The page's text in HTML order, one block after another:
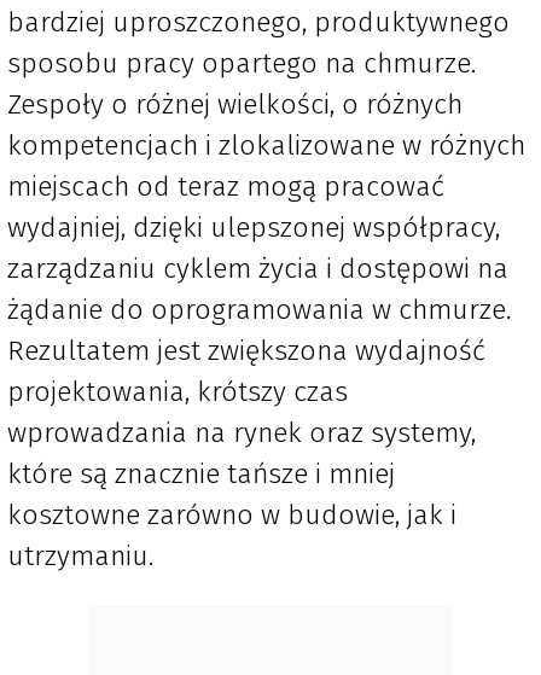
bardziej uproszczonego, produktywnego
sposobu pracy opartego na chmurze.
Zespoły o różnej wielkości, o różnych
kompetencjach i zlokalizowane w różnych
miejscach od teraz mogą pracować
wydajniej, dzięki ulepszonej współpracy,
zarządzaniu cyklem życia i dostępowi na
żądanie do oprogramowania w chmurze.
Rezultatem jest zwiększona wydajność
projektowania, krótszy czas
wprowadzania na rynek oraz systemy,
które są znacznie tańsze i mniej
kosztowne zarówno w budowie, jak i
utrzymaniu.